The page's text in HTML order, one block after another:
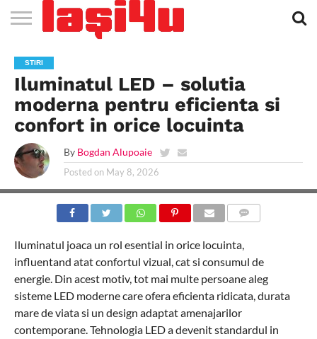
STIRI
APARTAMENTE
NOI IASI
STIRI
IASI
JOBS
IN
IASI
FILME
LA
CINEMA
CLUBURI /
DISCOTECI
BARURI /
CAFENELE
SALI DE
FORTA
SI
FITNESS
SALOANE DE
INFRUMUSETARE
AGENTII
DE
TURISM
IASI
RESTAURANTE
IN IASI
PIZZA
IN
IASI
PISCINA
IN IASI
FLORARII
RADIO
LIVE
IN IASI
SPALATORII
AUTO
TRACTARI
AUTO
TAXI
IN
IASI
CINEMA
TEATRU
HOTELURI
/
PENSIUNI
TEREN
SPORTIV
TEREN
TENIS
IASI
FARMACII
NON
STOP
COFFEE-
TO-GO
FIRME DE
PUBLICITATE
RENT
A
CAR
STIRI
Iluminatul LED – solutia
moderna pentru eficienta si
confort in orice locuinta
By Bogdan Alupoaie
Posted on May 8, 2026
Iluminatul joaca un rol esential in orice locuinta,
influentand atat confortul vizual, cat si consumul de
energie. Din acest motiv, tot mai multe persoane aleg
sisteme LED moderne care ofera eficienta ridicata, durata
mare de viata si un design adaptat amenajarilor
contemporane. Tehnologia LED a devenit standardul in